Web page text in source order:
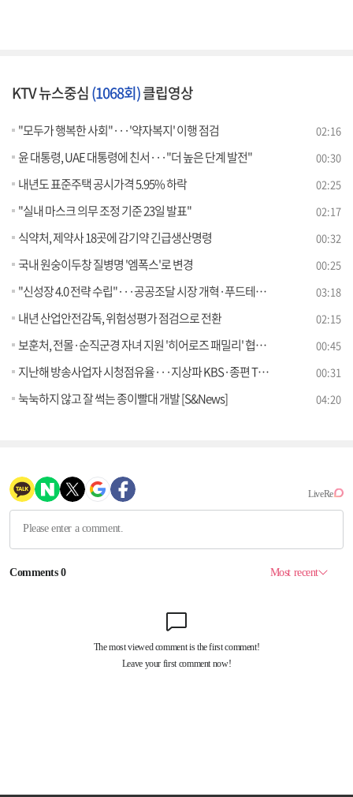
KTV 뉴스중심(1068회)클립영상
"모두가 행복한 사회"···'약자복지' 이행 점검 02:16
윤 대통령, UAE 대통령에 친서···"더 높은 단계 발전" 00:30
내년도 표준주택 공시가격 5.95% 하락 02:25
"실내 마스크 의무 조정 기준 23일 발표" 02:17
식약처, 제약사 18곳에 감기약 긴급생산명령 00:32
국내 원숭이두창 질병명 '엠폭스'로 변경 00:25
"신성장 4.0 전략 수립"···공공조달 시장 개혁·푸드테크 산업 강화 03:18
내년 산업안전감독, 위험성평가 점검으로 전환 02:15
보훈처, 전몰·순직군경 자녀 지원 '히어로즈 패밀리' 협약식 00:45
지난해 방송사업자 시청점유율···지상파 KBS·종편 TV조선 1위 00:31
눅눅하지 않고 잘 썩는 종이빨대 개발 [S&News] 04:20